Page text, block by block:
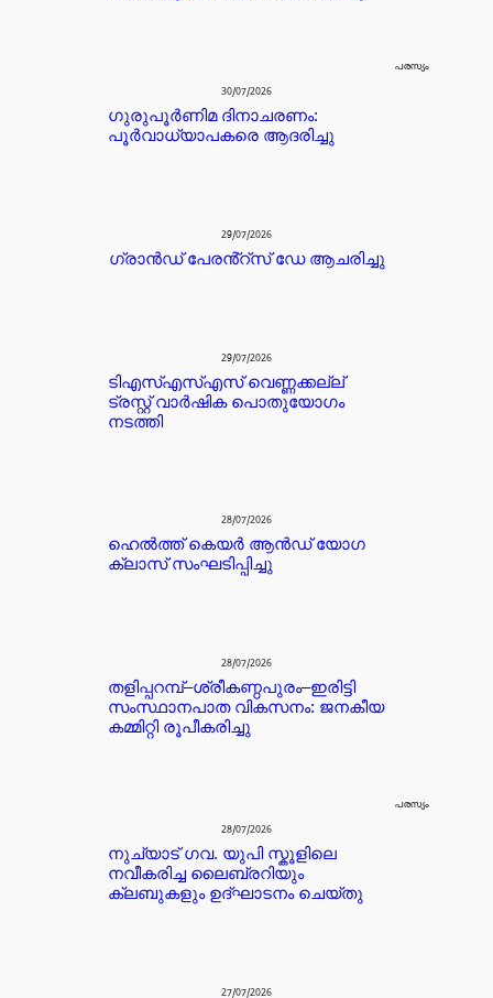
പരസ്യം
30/07/2026
ഗുരുപൂർണിമ ദിനാചരണം:
പൂർവാധ്യാപകരെ ആദരിച്ചു
29/07/2026
ഗ്രാൻഡ് പേരൻ്റ്സ് ഡേ ആചരിച്ചു
29/07/2026
ടിഎസ്എസ്എസ് വെണ്ണക്കല്ല്
ട്രസ്റ്റ് വാർഷിക പൊതുയോഗം
നടത്തി
28/07/2026
ഹെൽത്ത് കെയർ ആൻഡ് യോഗ
ക്ലാസ് സംഘടിപ്പിച്ചു
28/07/2026
തളിപ്പറമ്പ്–ശ്രീകണ്ഠപുരം–ഇരിട്ടി
സംസ്ഥാനപാത വികസനം: ജനകീയ
കമ്മിറ്റി രൂപീകരിച്ചു
പരസ്യം
28/07/2026
നുച്യാട് ഗവ. യുപി സ്കൂളിലെ
നവീകരിച്ച ലൈബ്രറിയും
ക്ലബുകളും ഉദ്ഘാടനം ചെയ്തു
27/07/2026